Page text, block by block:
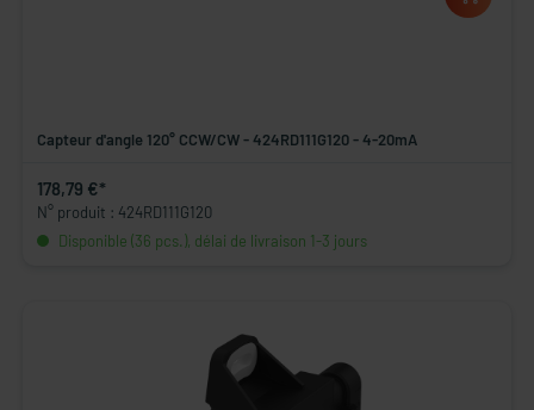
Capteur d'angle 120° CCW/CW - 424RD111G120 - 4-20mA
178,79 €*
N° produit : 424RD111G120
Disponible (36 pcs.), délai de livraison 1-3 jours